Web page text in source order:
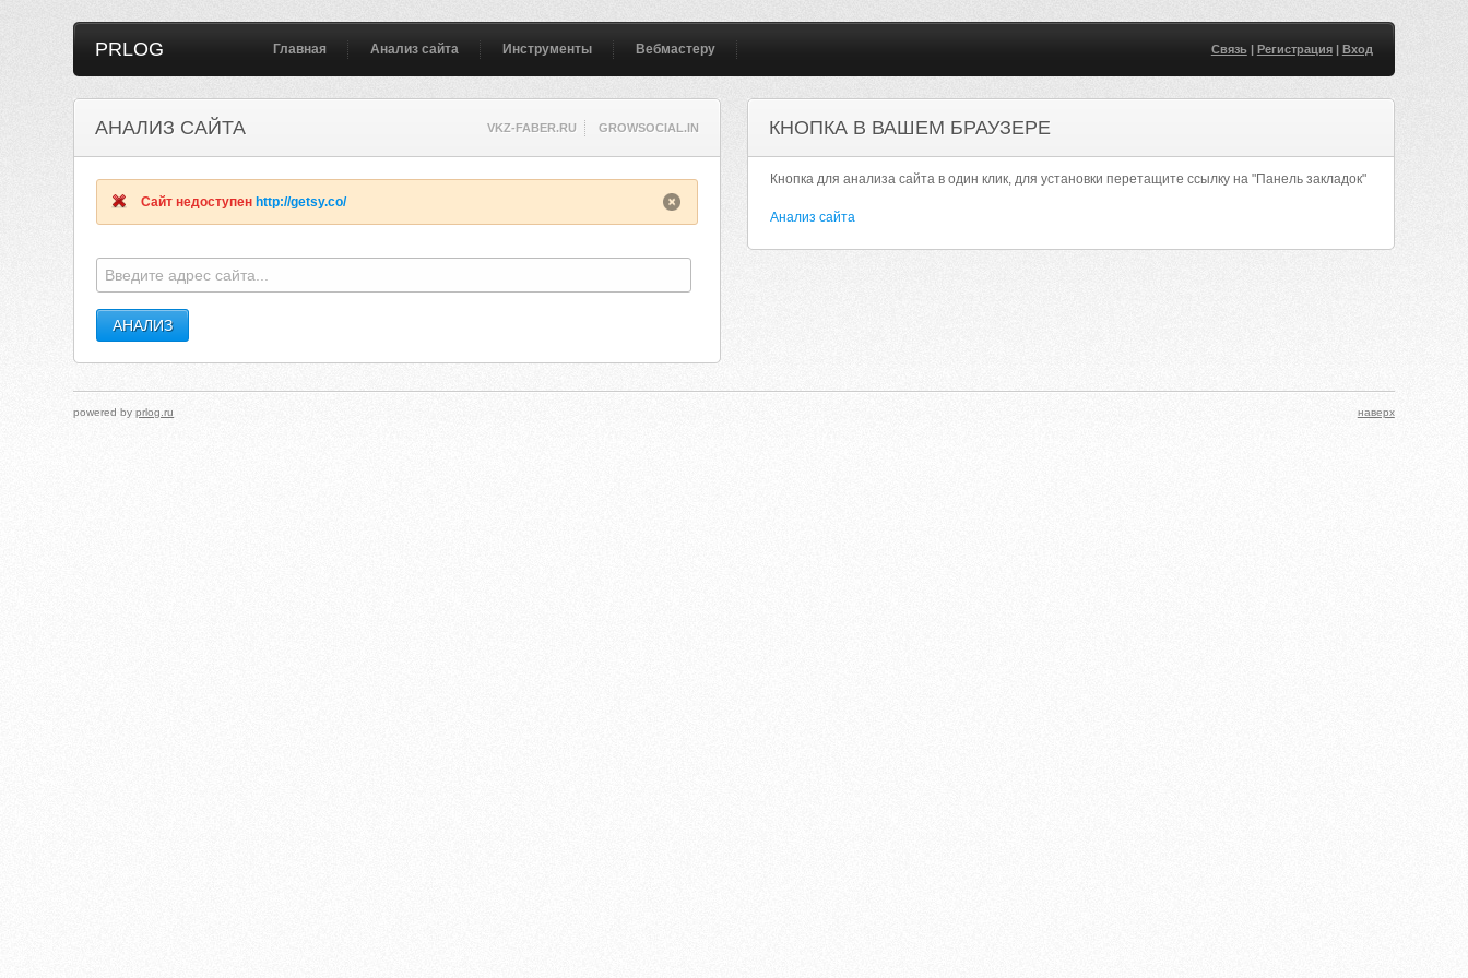
PRLOG Главная Анализ сайта Инструменты Вебмастеру Связь| Регистрация| Вход
АНАЛИЗ САЙТА VKZ-FABER.RU GROWSOCIAL.IN
Сайт недоступен http://getsy.co/
КНОПКА В ВАШЕМ БРАУЗЕРЕ
Кнопка для анализа сайта в один клик, для установки перетащите ссылку на "Панель закладок"
Анализ сайта
powered byprlog.ru наверх